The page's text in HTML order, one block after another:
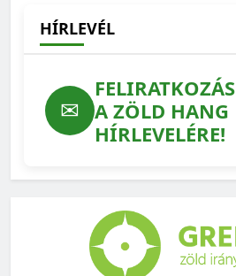
HÍRLEVÉL
✉
FELIRATKOZÁS
A ZÖLD HANG
HÍRLEVELÉRE!